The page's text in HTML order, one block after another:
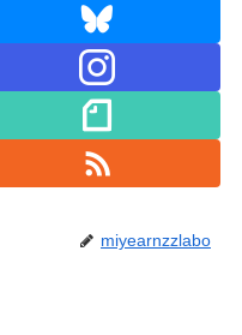
miyearnzzlabo